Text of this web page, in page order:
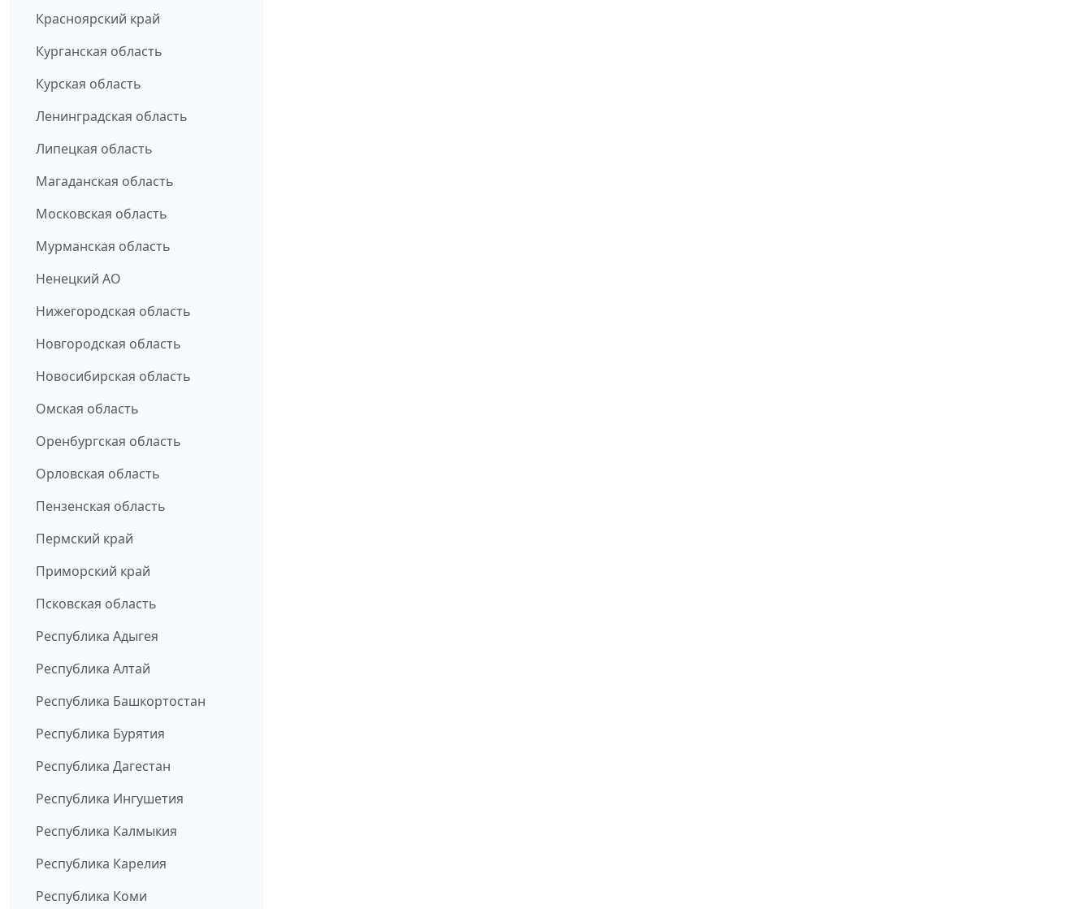
Красноярский край
Курганская область
Курская область
Ленинградская область
Липецкая область
Магаданская область
Московская область
Мурманская область
Ненецкий АО
Нижегородская область
Новгородская область
Новосибирская область
Омская область
Оренбургская область
Орловская область
Пензенская область
Пермский край
Приморский край
Псковская область
Республика Адыгея
Республика Алтай
Республика Башкортостан
Республика Бурятия
Республика Дагестан
Республика Ингушетия
Республика Калмыкия
Республика Карелия
Республика Коми